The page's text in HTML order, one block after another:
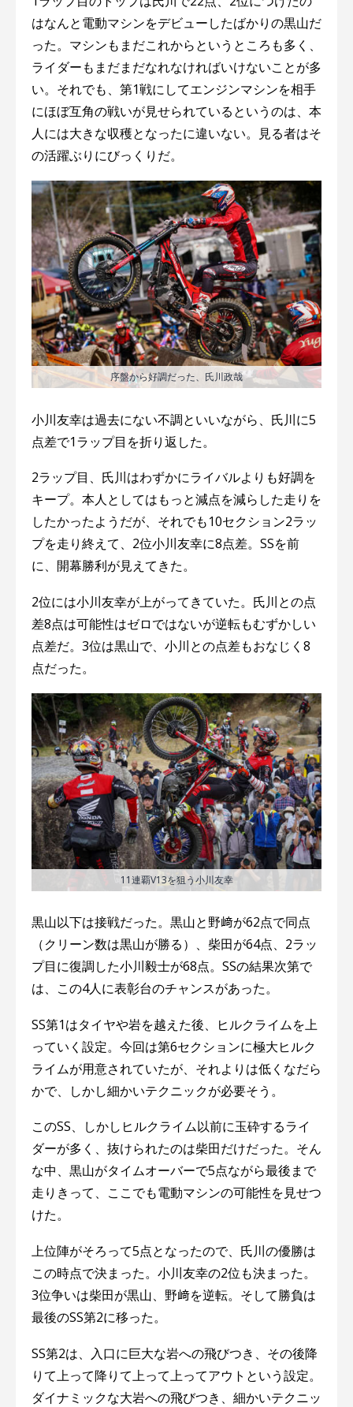
はなんと電動マシンをデビューしたばかりの黒山だ
った。マシンもまだこれからというところも多く、
ライダーもまだまだなれなければいけないことが多
い。それでも、第1戦にしてエンジンマシンを相手
にほぼ互角の戦いが見せられているというのは、本
人には大きな収穫となったに違いない。見る者はそ
の活躍ぶりにびっくりだ。
序盤から好調だった、氏川政哉
小川友幸は過去にない不調といいながら、氏川に5
点差で1ラップ目を折り返した。
2ラップ目、氏川はわずかにライバルよりも好調を
キープ。本人としてはもっと減点を減らした走りを
したかったようだが、それでも10セクション2ラッ
プを走り終えて、2位小川友幸に8点差。SSを前
に、開幕勝利が見えてきた。
2位には小川友幸が上がってきていた。氏川との点
差8点は可能性はゼロではないが逆転もむずかしい
点差だ。3位は黒山で、小川との点差もおなじく8
点だった。
11連覇V13を狙う小川友幸
黒山以下は接戦だった。黒山と野﨑が62点で同点
（クリーン数は黒山が勝る）、柴田が64点、2ラッ
プ目に復調した小川毅士が68点。SSの結果次第で
は、この4人に表彰台のチャンスがあった。
SS第1はタイヤや岩を越えた後、ヒルクライムを上
っていく設定。今回は第6セクションに極大ヒルク
ライムが用意されていたが、それよりは低くなだら
かで、しかし細かいテクニックが必要そう。
このSS、しかしヒルクライム以前に玉砕するライ
ダーが多く、抜けられたのは柴田だけだった。そん
な中、黒山がタイムオーバーで5点ながら最後まで
走りきって、ここでも電動マシンの可能性を見せつ
けた。
上位陣がそろって5点となったので、氏川の優勝は
この時点で決まった。小川友幸の2位も決まった。
3位争いは柴田が黒山、野﨑を逆転。そして勝負は
最後のSS第2に移った。
SS第2は、入口に巨大な岩への飛びつき、その後降
りて上って降りて上って上ってアウトという設定。
ダイナミックな大岩への飛びつき、細かいテクニッ